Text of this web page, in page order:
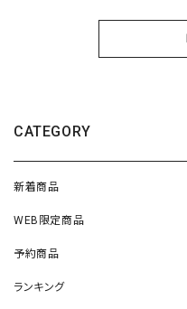
CATEGORY
新着商品
WEB限定商品
予約商品
ランキング